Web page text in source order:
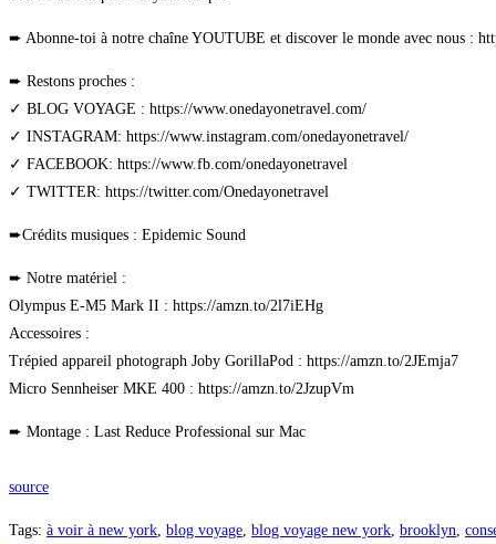
➨ Abonne-toi à notre chaîne YOUTUBE et discover le monde avec nous :
➨ Restons proches :
✓ BLOG VOYAGE : https://www.onedayonetravel.com/
✓ INSTAGRAM: https://www.instagram.com/onedayonetravel/
✓ FACEBOOK: https://www.fb.com/onedayonetravel
✓ TWITTER: https://twitter.com/Onedayonetravel
➨Crédits musiques : Epidemic Sound
➨ Notre matériel :
Olympus E-M5 Mark II : https://amzn.to/2l7iEHg
Accessoires :
Trépied appareil photograph Joby GorillaPod : https://amzn.to/2JEmja7
Micro Sennheiser MKE 400 : https://amzn.to/2JzupVm
➨ Montage : Last Reduce Professional sur Mac
source
Tags: à voir à new york blog voyage blog voyage new york brooklyn